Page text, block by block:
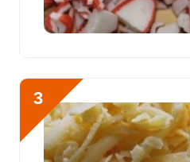
Фосфор
Алюминий
Железо
Йод
3